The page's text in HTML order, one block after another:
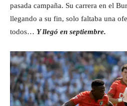
pasada campaña. Su carrera en el
llegando a su fin, solo faltaba una
todos… Y llegó en septiembre.